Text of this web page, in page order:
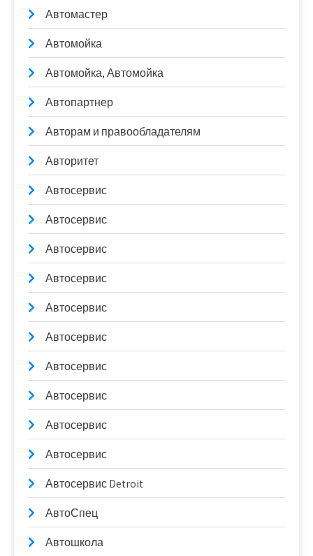
Автомастер
Автомойка
Автомойка, Автомойка
Автопартнер
Авторам и правообладателям
Авторитет
Автосервис
Автосервис
Автосервис
Автосервис
Автосервис
Автосервис
Автосервис
Автосервис
Автосервис
Автосервис
Автосервис Detroit
АвтоСпец
Автошкола